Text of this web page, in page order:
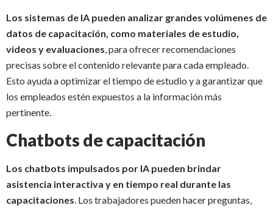
Los sistemas de IA pueden analizar grandes volúmenes de
datos de capacitación, como materiales de estudio,
videos y evaluaciones , para ofrecer recomendaciones
precisas sobre el contenido relevante para cada empleado.
Esto ayuda a optimizar el tiempo de estudio y a garantizar que
los empleados estén expuestos a la información más
pertinente.
Chatbots de capacitación
Los chatbots impulsados por IA pueden brindar
asistencia interactiva y en tiempo real durante las
capacitaciones. Los trabajadores pueden hacer preguntas,